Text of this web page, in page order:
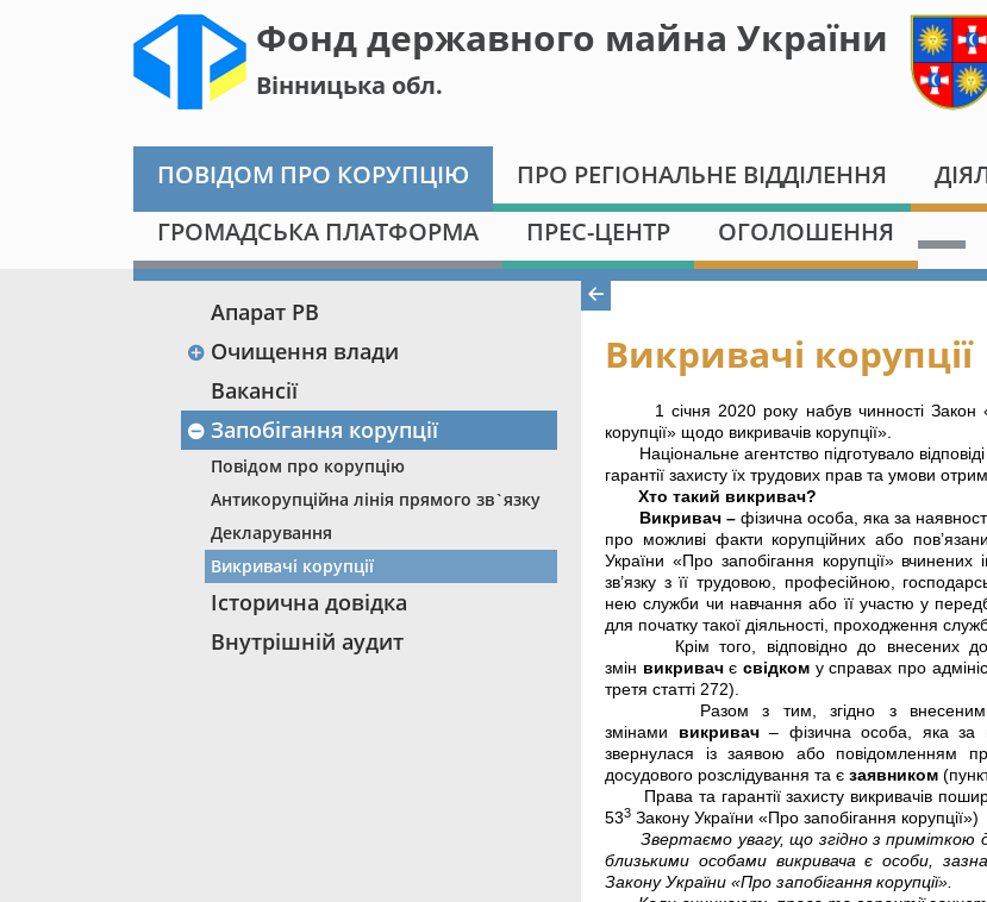
Фонд державного майна України
Вінницька обл.
ПОВІДОМ ПРО КОРУПЦІЮ ПРО РЕГІОНАЛЬНЕ ВІДДІЛЕННЯ
ГРОМАДСЬКА ПЛАТФОРМА
ПРЕС-ЦЕНТР ОГОЛОШЕННЯ
Апарат РВ
Очищення влади
Вакансії
Запобігання корупції
Повідом про корупцію
Антикорупційна лінія прямого зв`язку
Декларування
Викривачі корупції
Історична довідка
Внутрішній аудит
Викривачі корупції
1 січня 2020 року набув чинності
корупції» щодо викривачів корупції».
Національне агентство підготувало
гарантії захисту їх трудових прав та умови
Хто такий викривач?
Викривач – фізична особа, яка за
про можливі факти корупційних або
України «Про запобігання корупції»
зв’язку з її трудовою, професійною,
нею служби чи навчання або її участю у
для початку такої діяльності, проходження
Крім того, відповідно до внесених
змін викривачєсвідком у справах про
третя статті 272).
Разом з тим, згідно з
змінами викривач– фізична особа, яка за
звернулася із заявою або повідомленням
досудового розслідування та є заявником
Права та гарантії захисту викривачів
533 Закону України «Про запобігання корупції»)
Звертаємо увагу, що згідно з приміткою
близькими особами викривача є особи,
Закону України «Про запобігання корупції».